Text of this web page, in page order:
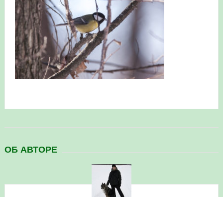
в Республике Башкортостан в 2026 году
ОБ АВТОРЕ